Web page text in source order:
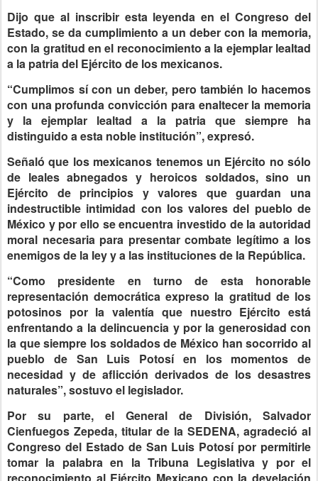
Dijo que al inscribir esta leyenda en el Congreso del
Estado, se da cumplimiento a un deber con la memoria,
con la gratitud en el reconocimiento a la ejemplar lealtad
a la patria del Ejército de los mexicanos.
“Cumplimos sí con un deber, pero también lo hacemos
con una profunda convicción para enaltecer la memoria
y la ejemplar lealtad a la patria que siempre ha
distinguido a esta noble institución”, expresó.
Señaló que los mexicanos tenemos un Ejército no sólo
de leales abnegados y heroicos soldados, sino un
Ejército de principios y valores que guardan una
indestructible intimidad con los valores del pueblo de
México y por ello se encuentra investido de la autoridad
moral necesaria para presentar combate legítimo a los
enemigos de la ley y a las instituciones de la República.
“Como presidente en turno de esta honorable
representación democrática expreso la gratitud de los
potosinos por la valentía que nuestro Ejército está
enfrentando a la delincuencia y por la generosidad con
la que siempre los soldados de México han socorrido al
pueblo de San Luis Potosí en los momentos de
necesidad y de aflicción derivados de los desastres
naturales”, sostuvo el legislador.
Por su parte, el General de División, Salvador
Cienfuegos Zepeda, titular de la SEDENA, agradeció al
Congreso del Estado de San Luis Potosí por permitirle
tomar la palabra en la Tribuna Legislativa y por el